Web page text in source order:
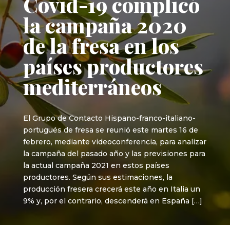
la campaña 2020
de la fresa en los
países productores
mediterráneos
El Grupo de Contacto Hispano-franco-italiano-
portugués de fresa se reunió este martes 16 de
febrero, mediante videoconferencia, para analizar
la campaña del pasado año y las previsiones para
la actual campaña 2021 en estos países
productores. Según sus estimaciones, la
producción fresera crecerá este año en Italia un
9% y, por el contrario, descenderá en España […]